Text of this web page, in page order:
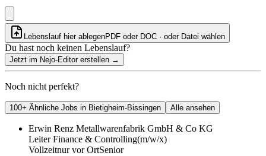
Lebenslauf hier ablegenPDF oder DOC · oder Datei wählen
Du hast noch keinen Lebenslauf?
Jetzt im Nejo-Editor erstellen →
Noch nicht perfekt?
100+ Ähnliche Jobs in Bietigheim-Bissingen Alle ansehen
Erwin Renz Metallwarenfabrik GmbH & Co KG
Leiter Finance & Controlling(m/w/x)
Vollzeitnur vor OrtSenior